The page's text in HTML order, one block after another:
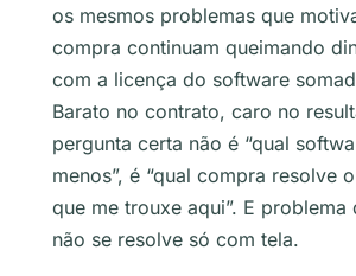
os mesmos problemas que
compra continuam queimando
com a licença do software
Barato no contrato, caro no
pergunta certa não é “qual
menos”, é “qual compra resolve
que me trouxe aqui”. E problema
não se resolve só com tela.